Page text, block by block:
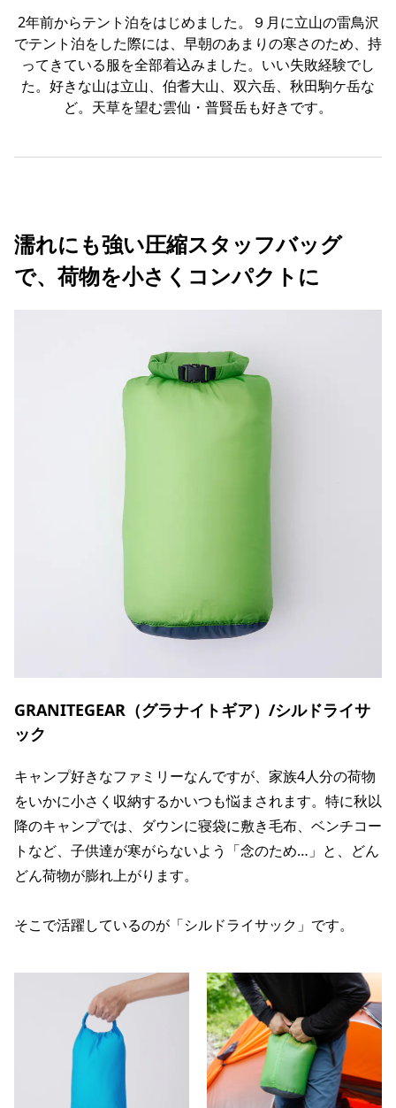
2年前からテント泊をはじめました。９月に立山の雷鳥沢
でテント泊をした際には、早朝のあまりの寒さのため、持
ってきている服を全部着込みました。いい失敗経験でし
た。好きな山は立山、伯耆大山、双六岳、秋田駒ケ岳な
ど。天草を望む雲仙・普賢岳も好きです。
濡れにも強い圧縮スタッフバッグ
で、荷物を小さくコンパクトに
GRANITEGEAR（グラナイトギア）/シルドライサ
ック
キャンプ好きなファミリーなんですが、家族4人分の荷物
をいかに小さく収納するかいつも悩まされます。特に秋以
降のキャンプでは、ダウンに寝袋に敷き毛布、ベンチコー
トなど、子供達が寒がらないよう「念のため…」と、どん
どん荷物が膨れ上がります。
そこで活躍しているのが「シルドライサック」です。